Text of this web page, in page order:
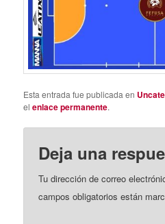
Esta entrada fue publicada en
elenlace permanente.
Deja una
Tu dirección de correo
campos obligatorios están